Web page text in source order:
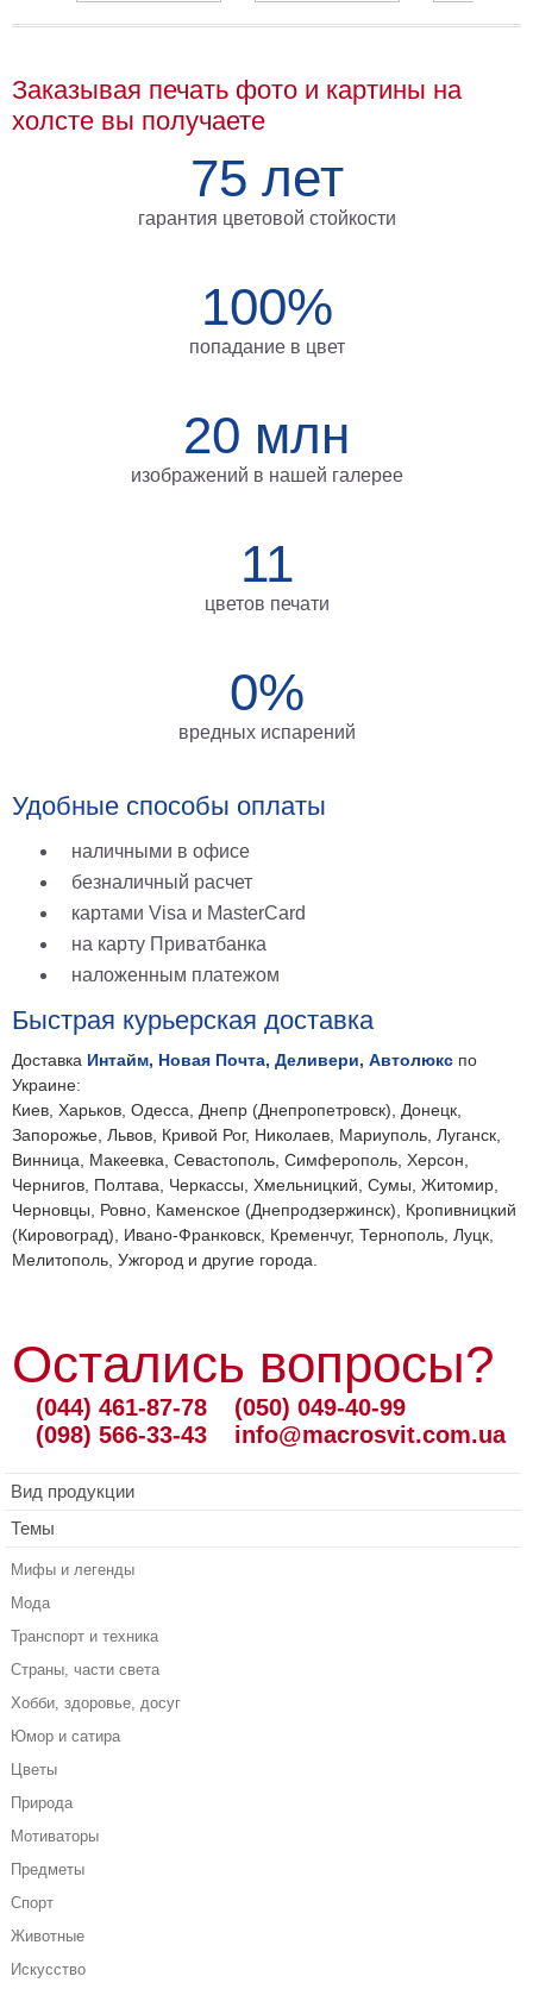
Мотивирующие
Нью
Посмотреть
Заказывая печать фото и картины на
холсте вы получаете
75 лет
гарантия цветовой стойкости
100%
попадание в цвет
20 млн
изображений в нашей галерее
11
цветов печати
0%
вредных испарений
Удобные способы оплаты
наличными в офисе
безналичный расчет
картами Visa и MasterCard
на карту Приватбанка
наложенным платежом
Быстрая курьерская доставка
Доставка Интайм, Новая Почта, Деливери, Автолюкс по
Украине:
Киев, Харьков, Одесса, Днепр (Днепропетровск), Донецк,
Запорожье, Львов, Кривой Рог, Николаев, Мариуполь, Луганск,
Винница, Макеевка, Севастополь, Симферополь, Херсон,
Чернигов, Полтава, Черкассы, Хмельницкий, Сумы, Житомир,
Черновцы, Ровно, Каменское (Днепродзержинск), Кропивницкий
(Кировоград), Ивано-Франковск, Кременчуг, Тернополь, Луцк,
Мелитополь, Ужгород и другие города.
Остались вопросы?
(044) 461-87-78
(098) 566-33-43
(050) 049-40-99
info@macrosvit.com.ua
Вид продукции
Темы
Мифы и легенды
Мода
Транспорт и техника
Страны, части света
Хобби, здоровье, досуг
Юмор и сатира
Цветы
Природа
Мотиваторы
Предметы
Спорт
Животные
Искусство